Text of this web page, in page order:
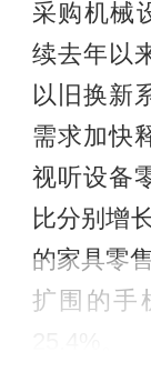
采购机械
续去年以
以旧换新
需求加快
视听设备
比分别增
的家具零
扩围的手